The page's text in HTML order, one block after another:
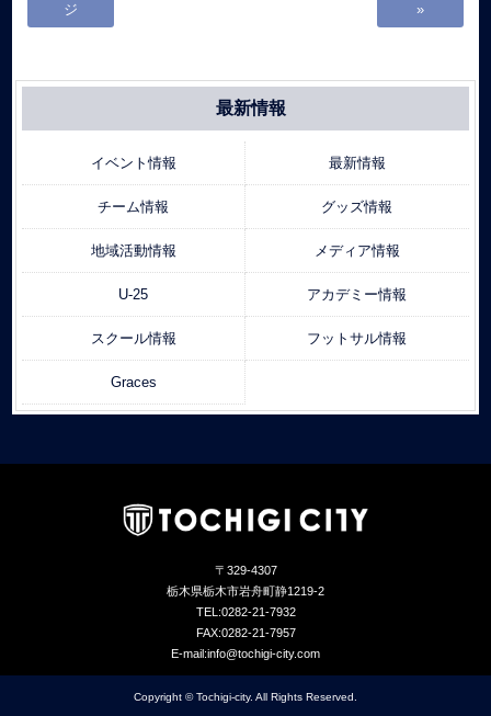
ジ
»
最新情報
イベント情報 最新情報
チーム情報 グッズ情報
地域活動情報 メディア情報
U-25 アカデミー情報
スクール情報 フットサル情報
Graces
〒329-4307
栃木県栃木市岩舟町静1219-2
TEL:0282-21-7932
FAX:0282-21-7957
E-mail:info@tochigi-city.com
Copyright © Tochigi-city. All Rights Reserved.